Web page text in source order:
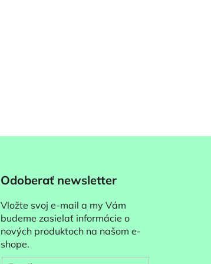
Odoberať newsletter
Vložte svoj e-mail a my Vám
budeme zasielať informácie o
nových produktoch na našom e-
shope.